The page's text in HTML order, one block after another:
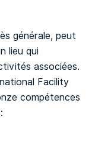
générale, peut
lieu qui
associées.
Facility
compétences